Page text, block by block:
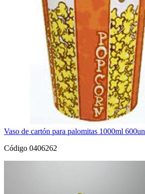
Vaso de cartón para palomitas 1000ml 600un
Código 0406262